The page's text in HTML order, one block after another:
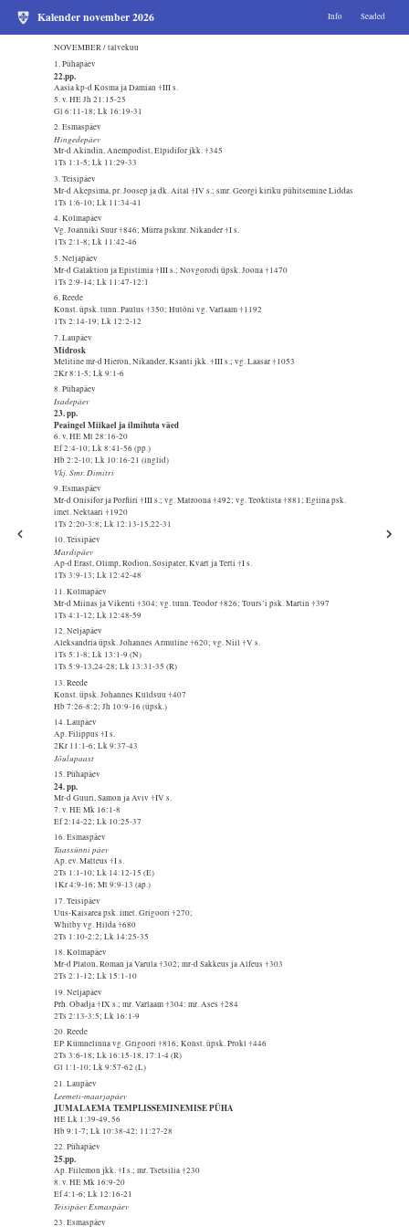
Kalender november 2026 Info Seaded
NOVEMBER / talvekuu
1. Pühapäev
22.pp.
Aasia kp-d Kosma ja Damian †III s.
5. v. HE Jh 21:15-25
Gl 6:11-18; Lk 16:19-31
2. Esmaspäev
Hingedepäev
Mr-d Akindin, Anempodist, Elpidifor jkk. †345
1Ts 1:1-5; Lk 11:29-33
3. Teisipäev
Mr-d Akepsima, pr. Joosep ja dk. Aital †IV s.; smr. Georgi kiriku pühitsemine Liddas
1Ts 1:6-10; Lk 11:34-41
4. Kolmapäev
Vg. Joanniki Suur †846; Mürra pskmr. Nikander †I s.
1Ts 2:1-8; Lk 11:42-46
5. Neljapäev
Mr-d Galaktion ja Epistimia †III s.; Novgorodi üpsk. Joona †1470
1Ts 2:9-14; Lk 11:47-12:1
6. Reede
Konst. üpsk. tunn. Paulus †350; Hutõni vg. Varlaam †1192
1Ts 2:14-19; Lk 12:2-12
7. Laupäev
Midrosk
Melitine mr-d Hieron, Nikander, Ksanti jkk. †III s.; vg. Laasar †1053
2Kr 8:1-5; Lk 9:1-6
8. Pühapäev
Isadepäev
23. pp.
Peaingel Miikael ja ilmihuta väed
6. v. HE Mt 28:16-20
Ef 2:4-10; Lk 8:41-56 (pp.)
Hb 2:2-10; Lk 10:16-21 (inglid)
Vkj. Smr. Dimitri
9. Esmaspäev
Mr-d Onisifor ja Porfiiri †III s.; vg. Matroona †492; vg. Teoktista †881; Egiina psk.
imet. Nektaari †1920
1Ts 2:20-3:8; Lk 12:13-15,22-31
10. Teisipäev
Mardipäev
Ap-d Erast, Olimp, Rodion, Sosipater, Kvart ja Terti †I s.
1Ts 3:9-13; Lk 12:42-48
11. Kolmapäev
Mr-d Miinas ja Vikenti †304; vg. tunn. Teodor †826; Tours’i psk. Martin †397
1Ts 4:1-12; Lk 12:48-59
12. Neljapäev
Aleksandria üpsk. Johannes Armuline †620; vg. Niil †V s.
1Ts 5:1-8; Lk 13:1-9 (N)
1Ts 5:9-13,24-28; Lk 13:31-35 (R)
13. Reede
Konst. üpsk. Johannes Kuldsuu †407
Hb 7:26-8:2; Jh 10:9-16 (üpsk.)
14. Laupäev
Ap. Filippus †I s.
2Kr 11:1-6; Lk 9:37-43
Jõulupaast
15. Pühapäev
24. pp.
Mr-d Guuri, Samon ja Aviv †IV s.
7. v. HE Mk 16:1-8
Ef 2:14-22; Lk 10:25-37
16. Esmaspäev
Taassünni päev
Ap. ev. Matteus †I s.
2Ts 1:1-10; Lk 14:12-15 (E)
1Kr 4:9-16; Mt 9:9-13 (ap.)
17. Teisipäev
Uus-Kaisarea psk. imet. Grigoori †270;
Whitby vg. Hilda †680
2Ts 1:10-2:2; Lk 14:25-35
18. Kolmapäev
Mr-d Platon, Roman ja Varula †302; mr-d Sakkeus ja Alfeus †303
2Ts 2:1-12; Lk 15:1-10
19. Neljapäev
Prh. Obadja †IX s.; mr. Varlaam †304: mr. Ases †284
2Ts 2:13-3:5; Lk 16:1-9
20. Reede
EP. Kümnelinna vg. Grigoori †816; Konst. üpsk. Prokl †446
2Ts 3:6-18; Lk 16:15-18, 17:1-4 (R)
Gl 1:1-10; Lk 9:57-62 (L)
21. Laupäev
Leemeti-maarjapäev
JUMALAEMA TEMPLISSEMINEMISE PÜHA
HE Lk 1:39-49, 56
Hb 9:1-7; Lk 10:38-42; 11:27-28
22. Pühapäev
25.pp.
Ap. Fiilemon jkk. †I s.; mr. Tsetsilia †230
8. v. HE Mk 16:9-20
Ef 4:1-6; Lk 12:16-21
Teisipäev Esmaspäev
23. Esmaspäev